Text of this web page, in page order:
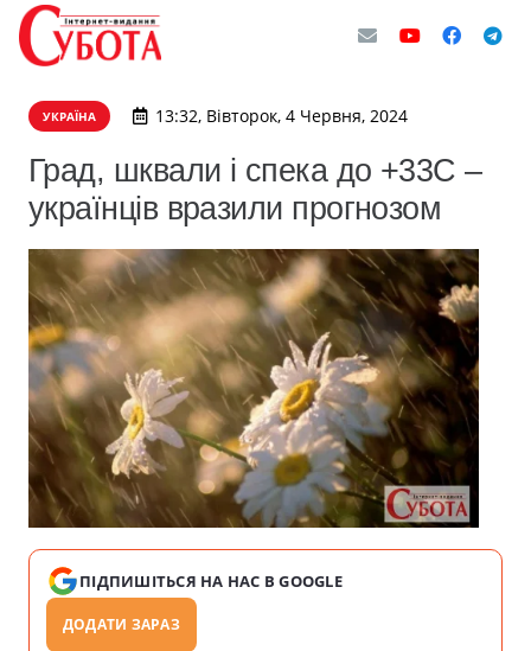
УКРАЇНА 13:32, Вівторок, 4 Червня, 2024
Град, шквали і спека до +33С –
українців вразили прогнозом
ПІДПИШІТЬСЯ НА НАС В GOOGLE
ДОДАТИ ЗАРАЗ